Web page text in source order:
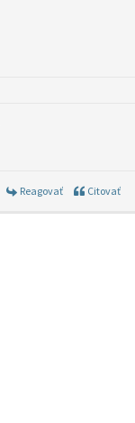
Reagovať Citovať